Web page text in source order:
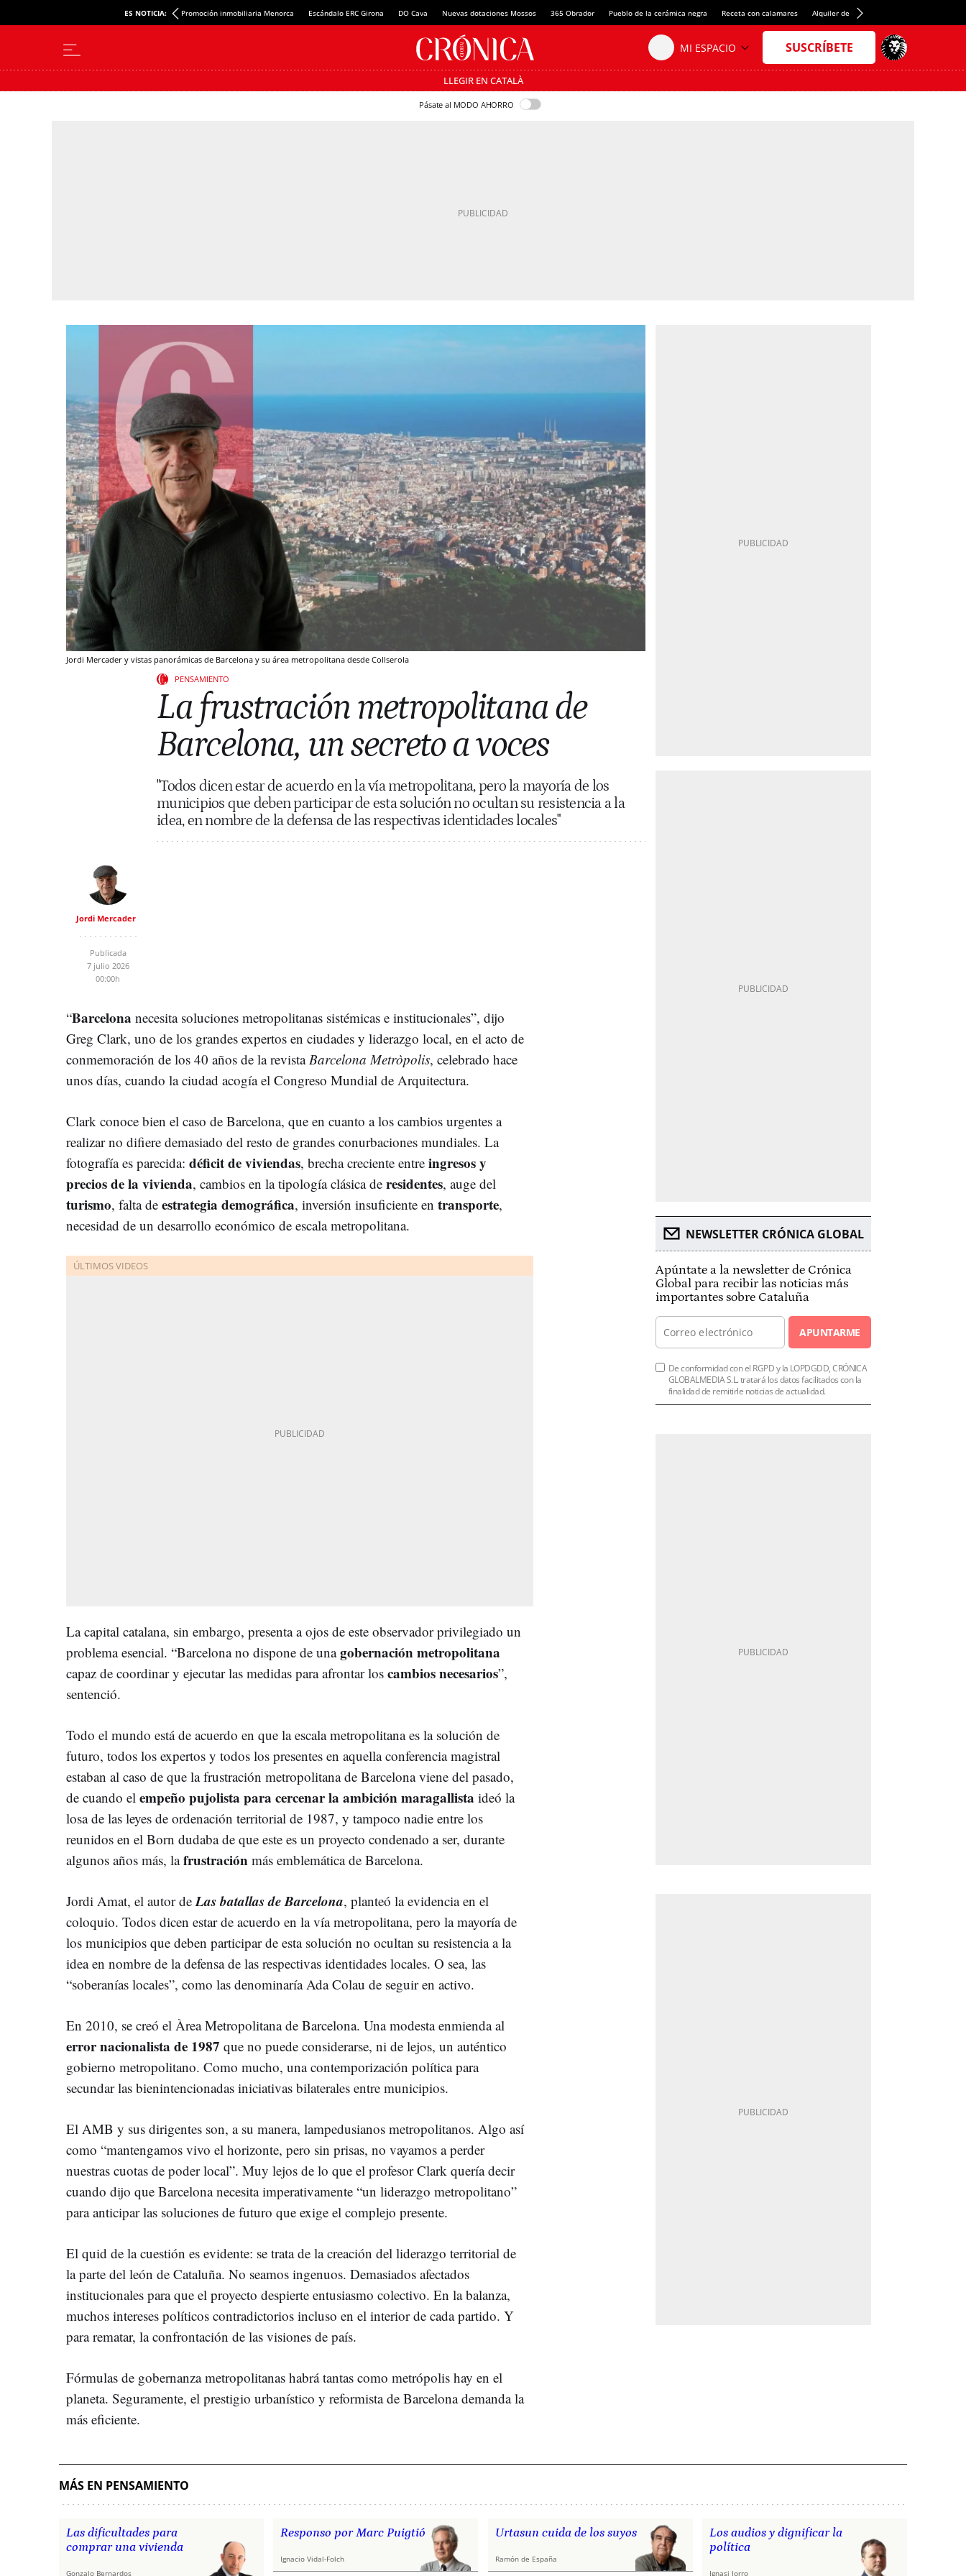
ES NOTICIA: Promoción inmobiliaria Menorca Escándalo ERC Girona DO Cava Nuevas dotaciones Mossos 365 Obrador Pueblo de la cerámica negra Receta con calamares Alquiler de habitaciones en España
LLEGIR EN CATALÀ
Pásate al MODO AHORRO
Jordi Mercader y vistas panorámicas de Barcelona y su área metropolitana desde Collserola
PENSAMIENTO
La frustración metropolitana de
Barcelona, un secreto a voces
"Todos dicen estar de acuerdo en la vía metropolitana, pero la mayoría de los
municipios que deben participar de esta solución no ocultan su resistencia a la
idea, en nombre de la defensa de las respectivas identidades locales"
Jordi Mercader
Publicada
7 julio 2026
00:00h
“Barcelona necesita soluciones metropolitanas sistémicas e institucionales”, dijo
Greg Clark, uno de los grandes expertos en ciudades y liderazgo local, en el acto de
conmemoración de los 40 años de la revista Barcelona Metròpolis, celebrado hace
unos días, cuando la ciudad acogía el Congreso Mundial de Arquitectura.
Clark conoce bien el caso de Barcelona, que en cuanto a los cambios urgentes a
realizar no difiere demasiado del resto de grandes conurbaciones mundiales. La
fotografía es parecida: déficit de viviendas, brecha creciente entre ingresos y
precios de la vivienda, cambios en la tipología clásica de residentes, auge del
turismo, falta de estrategia demográfica, inversión insuficiente en transporte,
necesidad de un desarrollo económico de escala metropolitana.
La capital catalana, sin embargo, presenta a ojos de este observador privilegiado un
problema esencial. “Barcelona no dispone de unagobernación metropolitana
capaz de coordinar y ejecutar las medidas para afrontar los cambios necesarios”,
sentenció.
Todo el mundo está de acuerdo en que la escala metropolitana es la solución de
futuro, todos los expertos y todos los presentes en aquella conferencia magistral
estaban al caso de que la frustración metropolitana de Barcelona viene del pasado,
de cuando el empeño pujolista para cercenar la ambición maragallista ideó la
losa de las leyes de ordenación territorial de 1987, y tampoco nadie entre los
reunidos en el Born dudaba de que este es un proyecto condenado a ser, durante
algunos años más, lafrustración más emblemática de Barcelona.
Jordi Amat, el autor de Las batallas de Barcelona, planteó la evidencia en el
coloquio. Todos dicen estar de acuerdo en la vía metropolitana, pero la mayoría de
los municipios que deben participar de esta solución no ocultan su resistencia a la
idea en nombre de la defensa de las respectivas identidades locales. O sea, las
“soberanías locales”, como las denominaría Ada Colau de seguir en activo.
En 2010, se creó el Àrea Metropolitana de Barcelona. Una modesta enmienda al
error nacionalista de 1987 que no puede considerarse, ni de lejos, un auténtico
gobierno metropolitano. Como mucho, una contemporización política para
secundar las bienintencionadas iniciativas bilaterales entre municipios.
El AMB y sus dirigentes son, a su manera, lampedusianos metropolitanos. Algo así
como “mantengamos vivo el horizonte, pero sin prisas, no vayamos a perder
nuestras cuotas de poder local”. Muy lejos de lo que el profesor Clark quería decir
cuando dijo que Barcelona necesita imperativamente “un liderazgo metropolitano”
para anticipar las soluciones de futuro que exige el complejo presente.
El quid de la cuestión es evidente: se trata de la creación del liderazgo territorial de
la parte del león de Cataluña. No seamos ingenuos. Demasiados afectados
institucionales para que el proyecto despierte entusiasmo colectivo. En la balanza,
muchos intereses políticos contradictorios incluso en el interior de cada partido. Y
para rematar, la confrontación de las visiones de país.
Fórmulas de gobernanza metropolitanas habrá tantas como metrópolis hay en el
planeta. Seguramente, el prestigio urbanístico y reformista de Barcelona demanda la
más eficiente.
NEWSLETTER CRÓNICA GLOBAL
Apúntate a la newsletter de Crónica
Global para recibir las noticias más
importantes sobre Cataluña
APUNTARME
De conformidad con el RGPD y la LOPDGDD, CRÓNICA
GLOBALMEDIA S.L. tratará los datos facilitados con la
finalidad de remitirle noticias de actualidad.
MÁS EN PENSAMIENTO
Las dificultades para
comprar una vivienda
Gonzalo Bernardos
Responso por Marc Puigtió
Ignacio Vidal-Folch
Urtasun cuida de los suyos
Ramón de España
Los audios y dignificar la
política
Ignasi Jorro